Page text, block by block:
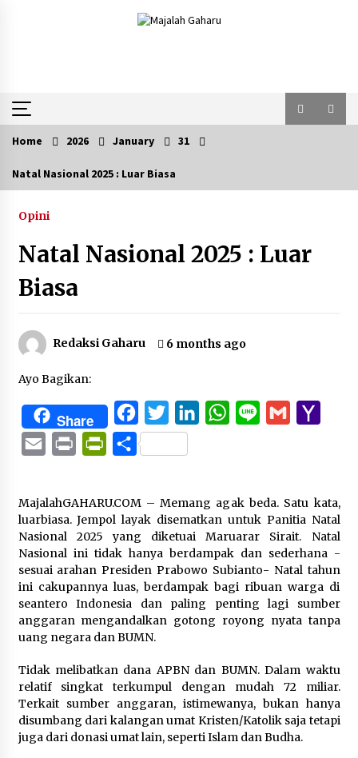
Home 2026 January 31
Natal Nasional 2025 : Luar Biasa
Opini
Natal Nasional 2025 : Luar
Biasa
Redaksi Gaharu 6 months ago
Ayo Bagikan:
Share FacebookTwitterLinkedInWhatsApp
Line Gmail
Email Print PrintFriendly
Share
MajalahGAHARU.COM – Memang agak beda. Satu kata,
luarbiasa. Jempol layak disematkan untuk Panitia Natal
Nasional 2025 yang diketuai Maruarar Sirait. Natal
Nasional ini tidak hanya berdampak dan sederhana -
sesuai arahan Presiden Prabowo Subianto- Natal tahun
ini cakupannya luas, berdampak bagi ribuan warga di
seantero Indonesia dan paling penting lagi sumber
anggaran mengandalkan gotong royong nyata tanpa
uang negara dan BUMN.
Tidak melibatkan dana APBN dan BUMN. Dalam waktu
relatif singkat terkumpul dengan mudah 72 miliar.
Terkait sumber anggaran, istimewanya, bukan hanya
disumbang dari kalangan umat Kristen/Katolik saja tetapi
juga dari donasi umat lain, seperti Islam dan Budha.